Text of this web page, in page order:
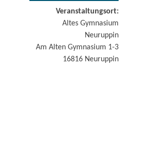
Veranstaltungsort:
Altes Gymnasium
Neuruppin
Am Alten Gymnasium 1-3
16816 Neuruppin